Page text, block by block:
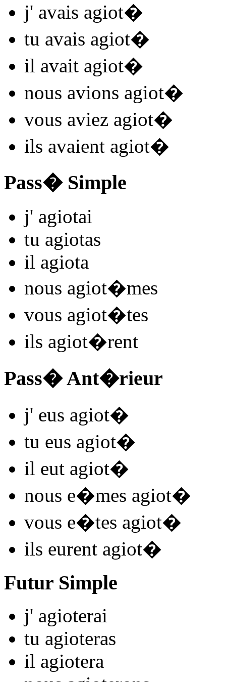
j' avais agiot�
tu avais agiot�
il avait agiot�
nous avions agiot�
vous aviez agiot�
ils avaient agiot�
Pass� Simple
j' agiotai
tu agiotas
il agiota
nous agiot�mes
vous agiot�tes
ils agiot�rent
Pass� Ant�rieur
j' eus agiot�
tu eus agiot�
il eut agiot�
nous e�mes agiot�
vous e�tes agiot�
ils eurent agiot�
Futur Simple
j' agioterai
tu agioteras
il agiotera